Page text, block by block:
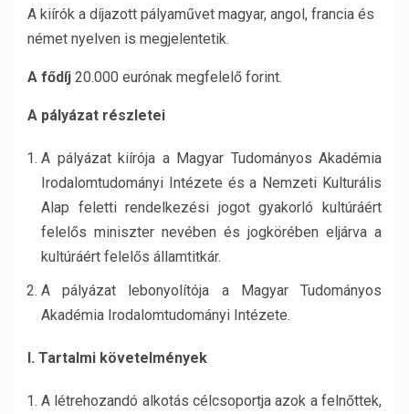
A kiírók a díjazott pályaművet magyar, angol, francia és
német nyelven is megjelentetik.
A fődíj 20.000 eurónak megfelelő forint.
A pályázat részletei
A pályázat kiírója a Magyar Tudományos Akadémia
Irodalomtudományi Intézete és a Nemzeti Kulturális
Alap feletti rendelkezési jogot gyakorló kultúráért
felelős miniszter nevében és jogkörében eljárva a
kultúráért felelős államtitkár.
A pályázat lebonyolítója a Magyar Tudományos
Akadémia Irodalomtudományi Intézete.
I. Tartalmi követelmények
A létrehozandó alkotás célcsoportja azok a felnőttek,